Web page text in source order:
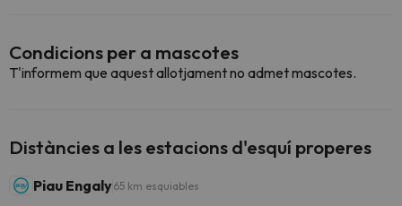
Condicions per a mascotes
T'informem que aquest allotjament no admet mascotes.
Distàncies a les estacions d'esquí properes
Piau Engaly65 km esquiables